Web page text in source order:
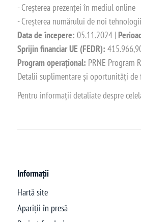
- Creșterea prezenței în mediul online
- Creșterea numărului de noi
Data de începere: 05.11.2024 |
Sprijin financiar UE (FEDR):
Program operațional: PRNE Program
Detalii suplimentare și oportunități de
Pentru informații detaliate despre
Informații
Hartă site
Apariții în presă